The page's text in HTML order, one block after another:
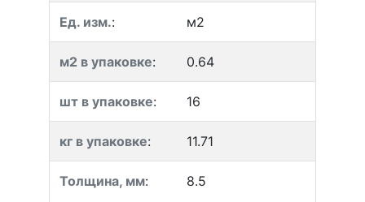
Ед. изм.: м2
м2 в упаковке: 0.64
шт в упаковке: 16
кг в упаковке: 11.71
Толщина, мм: 8.5